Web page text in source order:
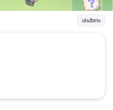
เล่นอิสระ